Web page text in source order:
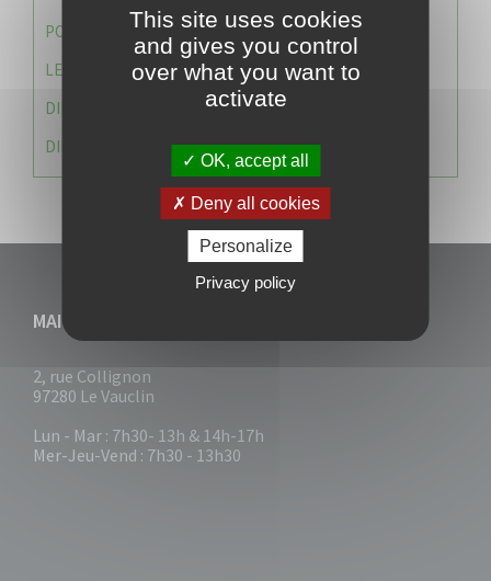
POLICE MUNICIPALE
LE CABINET DU MAIRE
DIRECTION DES RESSOURCES ET MOYENS
DIRECTION DU DEVELLOPPEMENT URBAIN DURABL
MAIRIE DU VAUCLIN
2, rue Collignon
97280 Le Vauclin
Lun - Mar : 7h30- 13h & 14h-17h
Mer-Jeu-Vend : 7h30 - 13h30
This site uses cookies
and gives you control
over what you want to
activate
OK, accept all
Deny all cookies
Personalize
Privacy policy